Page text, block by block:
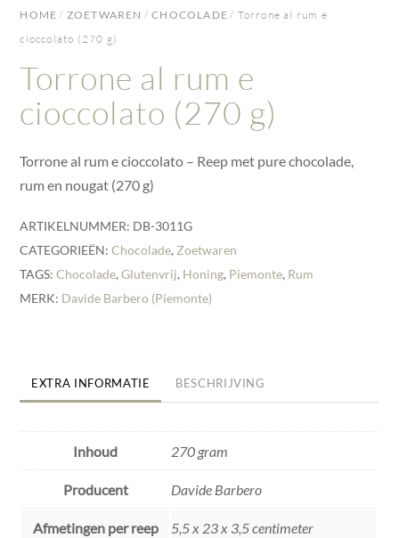
HOME / ZOETWAREN /CHOCOLADE / Torrone al rum e
cioccolato (270 g)
Torrone al rum e
cioccolato (270 g)
Torrone al rum e cioccolato – Reep met pure chocolade,
rum en nougat (270 g)
ARTIKELNUMMER: DB-3011G
CATEGORIEËN:Chocolade, Zoetwaren
TAGS:Chocolade,Glutenvrij, Honing, Piemonte, Rum
MERK: Davide Barbero (Piemonte)
EXTRA INFORMATIE BESCHRIJVING
Inhoud 270 gram
Producent Davide Barbero
Afmetingen per reep 5,5 x 23 x 3,5 centimeter